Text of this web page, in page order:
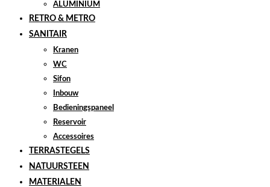
ALUMINIUM
RETRO & METRO
SANITAIR
Kranen
WC
Sifon
Inbouw
Bedieningspaneel
Reservoir
Accessoires
TERRASTEGELS
NATUURSTEEN
MATERIALEN